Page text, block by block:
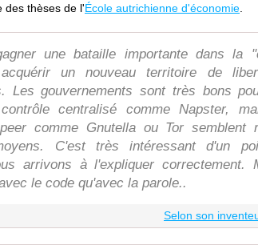
des thèses de l'École autrichienne d'économie
une bataille importante dans la
un nouveau territoire de
Les gouvernements sont très bons
centralisé comme Napster,
comme Gnutella ou Tor semblent
C'est très intéressant d'un
arrivons à l'expliquer correctement.
le code qu'avec la parole..
Selon son